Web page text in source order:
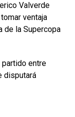
Valverde
ventaja
de la Supercopa
partido entre
disputará